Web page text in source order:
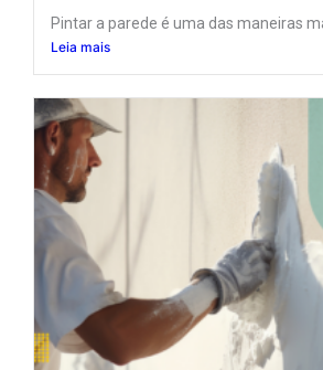
Pintar a parede é uma das maneiras
Leia mais